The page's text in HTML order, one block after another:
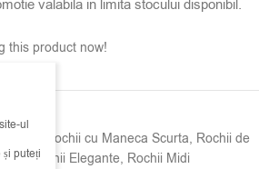
valabila in limita stocului disponibil.
this product now!
Rochii cu Maneca Scurta, Rochii de
zi, Rochii Elegante, Rochii Midi
ul
puteți